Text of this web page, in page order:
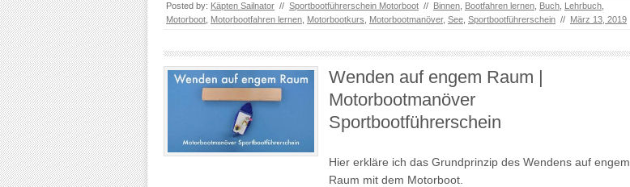
Posted by: Käpten Sailnator // Sportbootführerschein Motorboot // Binnen Bootfahren lernen Buch Lehrbuch
Motorboot Motorbootfahren lernen Motorbootkurs Motorbootmanöver, See Sportbootführerschein // März 13, 2019
Wenden auf engem Raum |
Motorbootmanöver
Sportbootführerschein
Hier erkläre ich das Grundprinzip des Wendens auf engem
Raum mit dem Motorboot.